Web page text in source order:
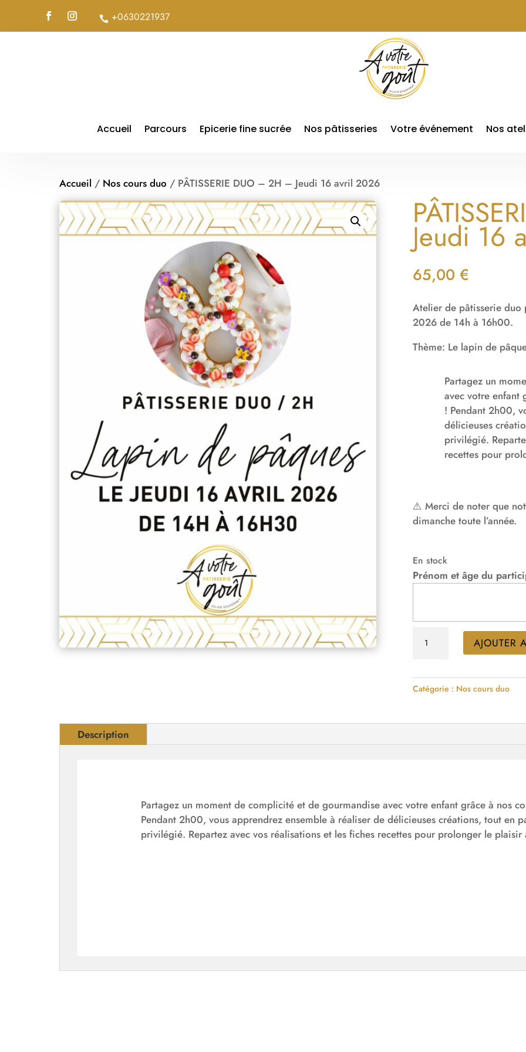
 +0630221937
Accueil Parcours Epicerie fine sucrée Nos pâtisseries Votre événement Nos
Accueil / Nos cours duo / PÂTISSERIE DUO – 2H – Jeudi 16 avril 2026
Jeudi 16
65,00€
Atelier de pâtisserie duo
2026 de 14h à 16h00.
Thème: Le lapin de
Partagez un
avec votre enfant
! Pendant 2h00,
délicieuses
privilégié.
recettes pour
⚠️ Merci de noter que
dimanche toute l’année.
En stock
Prénom et âge du
DUO
-
-
AJOUTER
Catégorie : Nos cours duo
Description
Partagez un moment de complicité et de gourmandise avec votre enfant grâce à nos
Pendant 2h00, vous apprendrez ensemble à réaliser de délicieuses créations, tout en
privilégié. Repartez avec vos réalisations et les fiches recettes pour prolonger le plaisir